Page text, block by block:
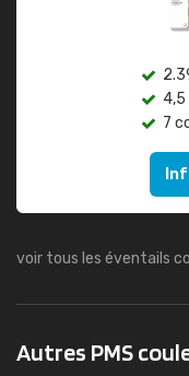
7
voir tous les éventails
Autres PMS